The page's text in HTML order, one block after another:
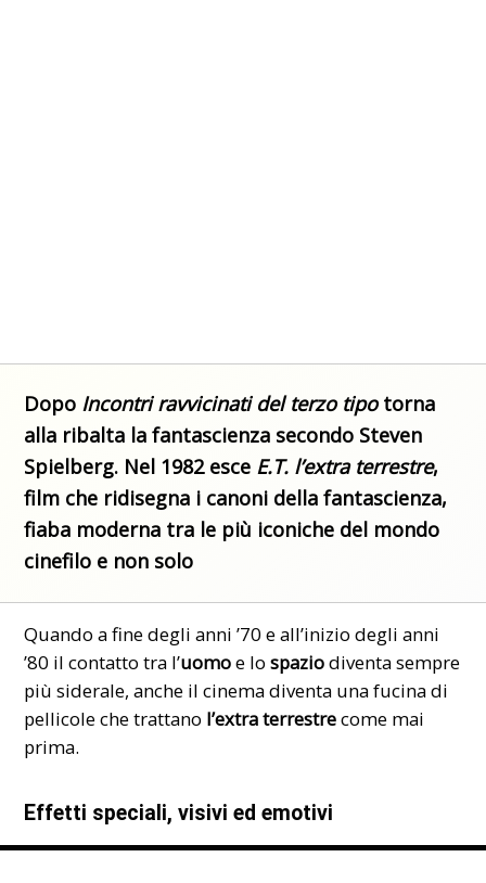
Dopo Incontri ravvicinati del terzo tipotorna
alla ribalta la fantascienza secondo Steven
Spielberg. Nel 1982 esce E.T. l’extra terrestre,
film che ridisegna i canoni della fantascienza,
fiaba moderna tra le più iconiche del mondo
cinefilo e non solo
Quando a fine degli anni ’70 e all’inizio degli anni
’80 il contatto tra l’uomoe lospaziodiventa sempre
più siderale, anche il cinema diventa una fucina di
pellicole che trattano l’extra terrestrecome mai
prima.
Effetti speciali, visivi ed emotivi